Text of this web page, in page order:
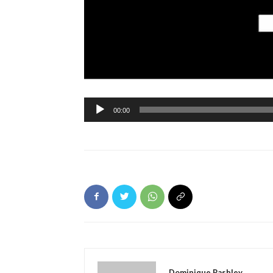
Ljudspelare
00:00